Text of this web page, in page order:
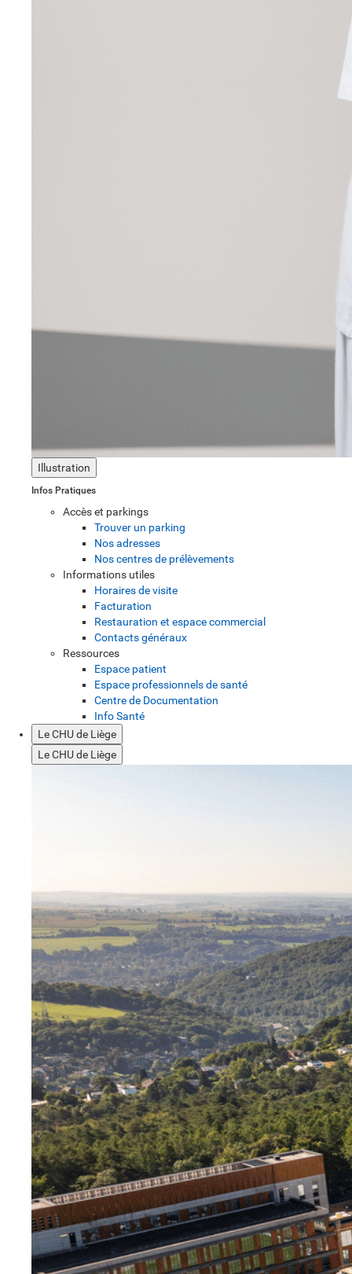
Illustration
Infos Pratiques
Accès et parkings
Trouver un parking
Nos adresses
Nos centres de prélèvements
Informations utiles
Horaires de visite
Facturation
Restauration et espace commercial
Contacts généraux
Ressources
Espace patient
Espace professionnels de santé
Centre de Documentation
Info Santé
Le CHU de Liège
Le CHU de Liège